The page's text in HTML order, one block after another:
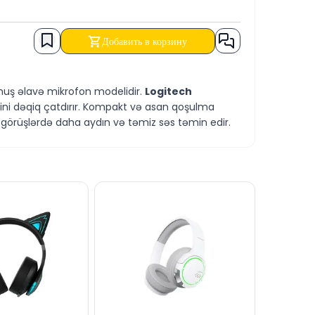
Добавить в корзину
əlavə mikrofon modelidir. Logitech
dəqiq çatdırır. Kompakt və asan qoşulma
görüşlərdə daha aydın və təmiz səs təmin edir.